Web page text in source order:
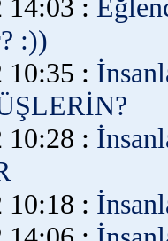
14:03 :
:))
10:35 :
10:28 :
10:18 :